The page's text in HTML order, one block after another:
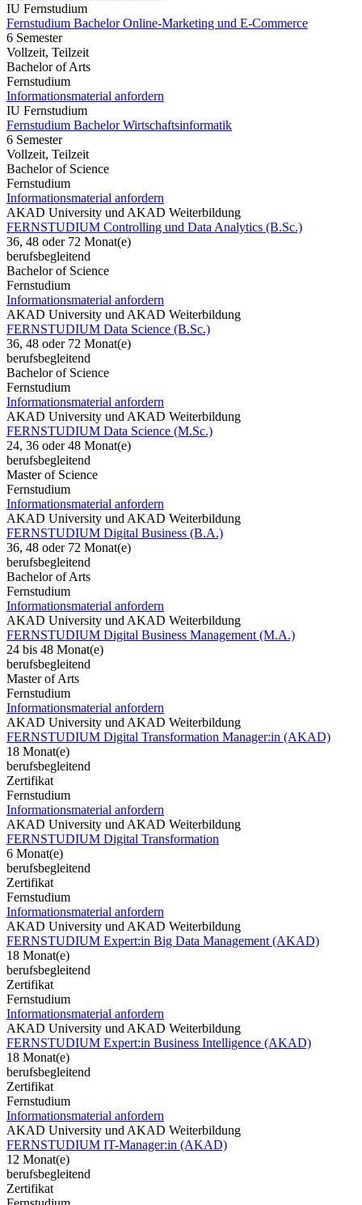
IU Fernstudium
Fernstudium Bachelor Online-Marketing und E-Commerce
6 Semester
Vollzeit, Teilzeit
Bachelor of Arts
Fernstudium
Informationsmaterial anfordern
IU Fernstudium
Fernstudium Bachelor Wirtschaftsinformatik
6 Semester
Vollzeit, Teilzeit
Bachelor of Science
Fernstudium
Informationsmaterial anfordern
AKAD University und AKAD Weiterbildung
FERNSTUDIUM Controlling und Data Analytics (B.Sc.)
36, 48 oder 72 Monat(e)
berufsbegleitend
Bachelor of Science
Fernstudium
Informationsmaterial anfordern
AKAD University und AKAD Weiterbildung
FERNSTUDIUM Data Science (B.Sc.)
36, 48 oder 72 Monat(e)
berufsbegleitend
Bachelor of Science
Fernstudium
Informationsmaterial anfordern
AKAD University und AKAD Weiterbildung
FERNSTUDIUM Data Science (M.Sc.)
24, 36 oder 48 Monat(e)
berufsbegleitend
Master of Science
Fernstudium
Informationsmaterial anfordern
AKAD University und AKAD Weiterbildung
FERNSTUDIUM Digital Business (B.A.)
36, 48 oder 72 Monat(e)
berufsbegleitend
Bachelor of Arts
Fernstudium
Informationsmaterial anfordern
AKAD University und AKAD Weiterbildung
FERNSTUDIUM Digital Business Management (M.A.)
24 bis 48 Monat(e)
berufsbegleitend
Master of Arts
Fernstudium
Informationsmaterial anfordern
AKAD University und AKAD Weiterbildung
FERNSTUDIUM Digital Transformation Manager:in (AKAD)
18 Monat(e)
berufsbegleitend
Zertifikat
Fernstudium
Informationsmaterial anfordern
AKAD University und AKAD Weiterbildung
FERNSTUDIUM Digital Transformation
6 Monat(e)
berufsbegleitend
Zertifikat
Fernstudium
Informationsmaterial anfordern
AKAD University und AKAD Weiterbildung
FERNSTUDIUM Expert:in Big Data Management (AKAD)
18 Monat(e)
berufsbegleitend
Zertifikat
Fernstudium
Informationsmaterial anfordern
AKAD University und AKAD Weiterbildung
FERNSTUDIUM Expert:in Business Intelligence (AKAD)
18 Monat(e)
berufsbegleitend
Zertifikat
Fernstudium
Informationsmaterial anfordern
AKAD University und AKAD Weiterbildung
FERNSTUDIUM IT-Manager:in (AKAD)
12 Monat(e)
berufsbegleitend
Zertifikat